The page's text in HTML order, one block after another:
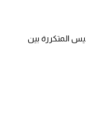
المتكررة بين